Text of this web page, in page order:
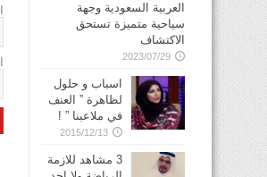
العربية السعودية وجهة
سياحية متميزة تستحق
الاكتشاف
2023/07/29
اسباب و حلول
لظاهرة ” العنف
في ملاعبنا ” !
2015/12/13
3 مشاهد للازمة